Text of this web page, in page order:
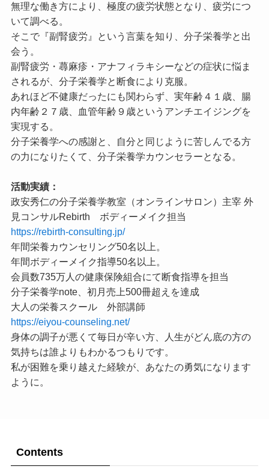
無理な働き方により、極度の疲労状態となり、疲労につ
いて調べる。
そこで『副腎疲労』という言葉を知り、分子栄養学と出
会う。
副腎疲労・蕁麻疹・アナフィラキシーなどの症状に悩ま
されるが、分子栄養学と断食により克服。
あれほど不健康だったにも関わらず、実年齢４１歳、腸
内年齢２７歳、血管年齢９歳というアンチエイジングを
実現する。
分子栄養学への感謝と、自分と同じように苦しんでる方
の力になりたくて、分子栄養学カウンセラーとなる。
活動実績：
政安秀仁の分子栄養学教室（オンラインサロン）主宰 外
見コンサルRebirth ボディーメイク担当
https://rebirth-consulting.jp/
年間栄養カウンセリング50名以上。
年間ボディーメイク指導50名以上。
会員数735万人の健康保険組合にて断食指導を担当
分子栄養学note、初月売上500冊超えを達成
大人の栄養スクール 外部講師
https://eiyou-counseling.net/
身体の調子が悪くて毎日が辛い方、人生がどん底の方の
気持ちは誰よりもわかるつもりです。
私が困難を乗り越えた経験が、あなたの勇気になります
ように。
Contents